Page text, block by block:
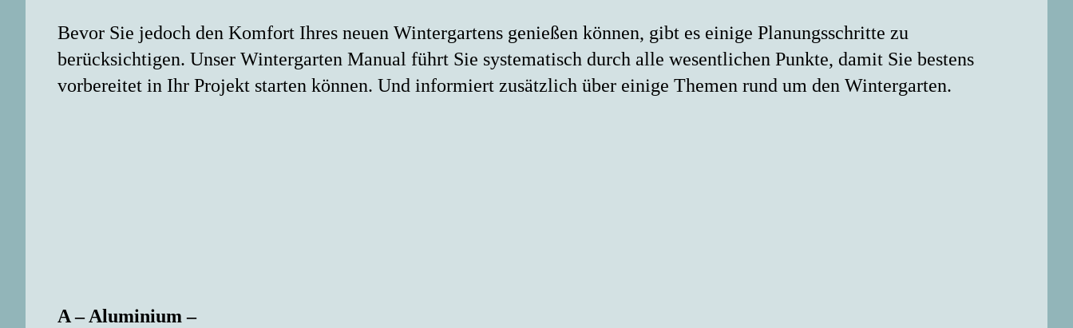
Bevor Sie jedoch den Komfort Ihres neuen Wintergartens genießen können, gibt es einige Planungsschritte zu
berücksichtigen. Unser Wintergarten Manual führt Sie systematisch durch alle wesentlichen Punkte, damit Sie bestens
vorbereitet in Ihr Projekt starten können. Und informiert zusätzlich über einige Themen rund um den Wintergarten.
A – Aluminium –